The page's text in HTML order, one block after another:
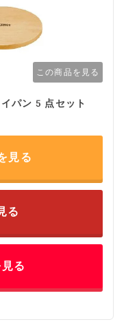
この商品を見る
パン5点セット
見る
る
る